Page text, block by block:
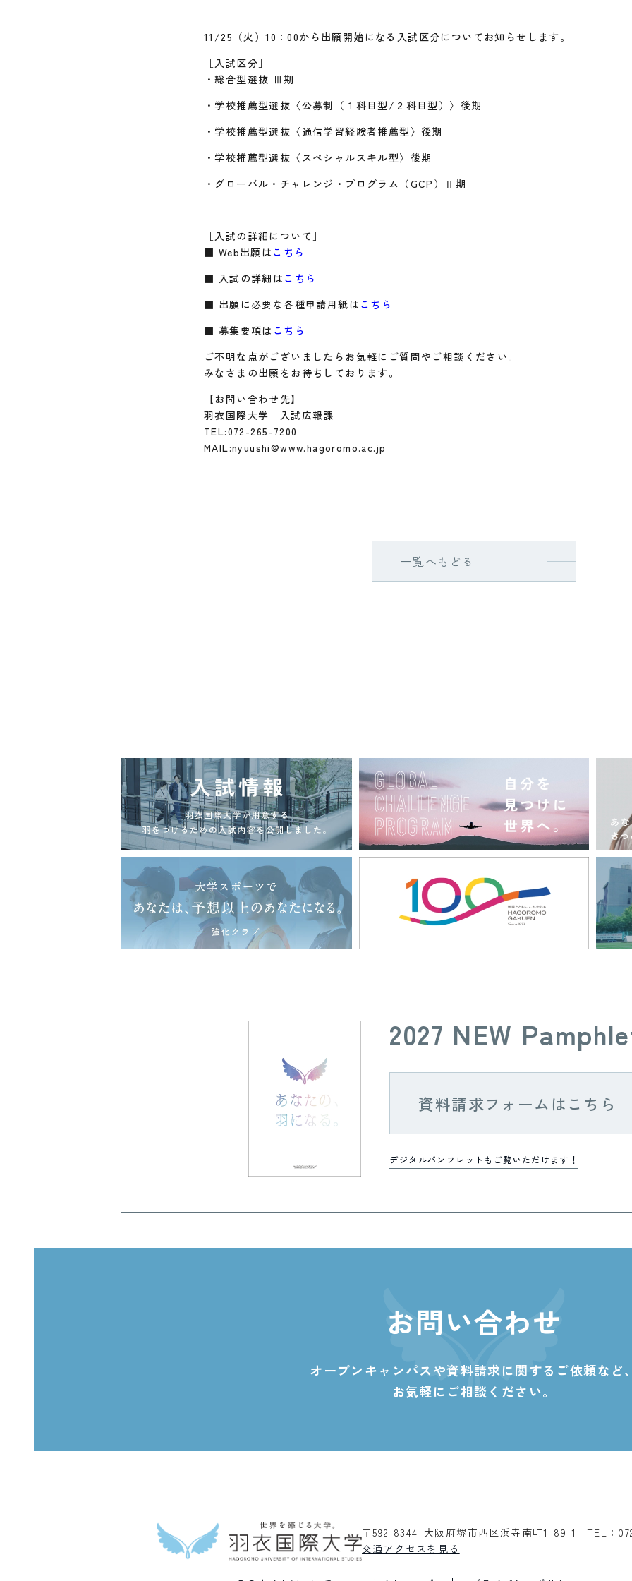
11/25（火）10：00から出願開始になる入試区分についてお知らせします。
［入試区分］
・総合型選抜 Ⅲ期
・学校推薦型選抜〈公募制（１科目型/２科目型）〉後期
・学校推薦型選抜〈通信学習経験者推薦型〉後期
・学校推薦型選抜〈スペシャルスキル型〉後期
・グローバル・チャレンジ・プログラム（GCP）Ⅱ期
［入試の詳細について］
■ Web出願は こちら
■ 入試の詳細は こちら
■ 出願に必要な各種申請用紙は こちら
■ 募集要項は こちら
ご不明な点がございましたらお気軽にご質問やご相談ください。
みなさまの出願をお待ちしております。
【お問い合わせ先】
羽衣国際大学 入試広報課
TEL:072-265-7200
MAIL:nyuushi@www.hagoromo.ac.jp
一覧へもどる
2027 NEW
資料請求フォームはこちら
デジタルパンフレットもご覧いただけます！
お問い合わせ
オープンキャンパスや資料請求に関する ご依頼など
お気軽にご相談ください。
〒592-8344 大阪府堺市西区浜寺南町1-89-1
TEL：
交通アクセスを見る